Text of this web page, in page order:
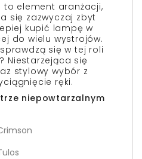
to element aranżacji,
się zazwyczaj zbyt
kupić lampę w
do wielu wystrojów.
się w tej roli
Niestarzejąca się
stylowy wybór z
ręki.
niepowtarzalnym